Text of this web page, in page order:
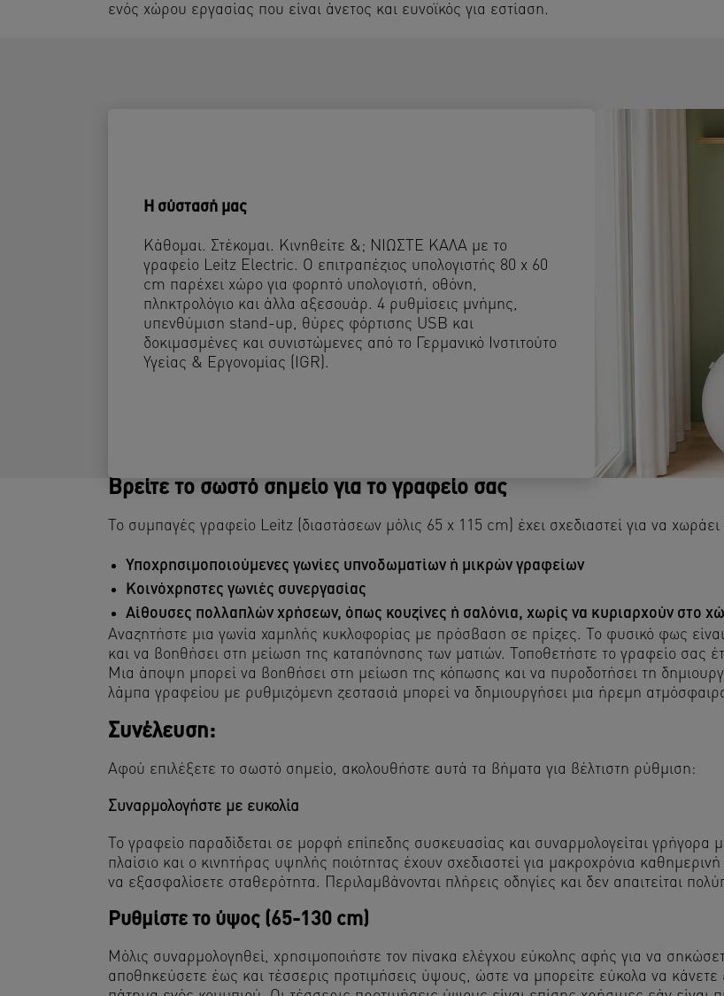
ενός χώρου εργασίας που είναι άνετος και ευνοϊκός για εστίαση.
Η σύστασή μας
Κάθομαι. Στέκομαι. Κινηθείτε &; ΝΙΩΣΤΕ ΚΑΛΑ με το
γραφείο Leitz Electric. Ο επιτραπέζιος υπολογιστής 80 x 60
cm παρέχει χώρο για φορητό υπολογιστή, οθόνη,
πληκτρολόγιο και άλλα αξεσουάρ. 4 ρυθμίσεις μνήμης,
υπενθύμιση stand-up, θύρες φόρτισης USB και
δοκιμασμένες και συνιστώμενες από το Γερμανικό Ινστιτούτο
Υγείας & Εργονομίας (IGR).
Βρείτε το σωστό σημείο για το γραφείο σας
Το συμπαγές γραφείο Leitz (διαστάσεων μόλις 65 x 115 cm) έχει σχεδιαστεί για να χωράει
Υποχρησιμοποιούμενες γωνίες υπνοδωματίων ή μικρών γραφείων
Κοινόχρηστες γωνιές συνεργασίας
Αίθουσες πολλαπλών χρήσεων, όπως κουζίνες ή σαλόνια, χωρίς να κυριαρχούν στο
Αναζητήστε μια γωνία χαμηλής κυκλοφορίας με πρόσβαση σε πρίζες. Το φυσικό φως
και να βοηθήσει στη μείωση της καταπόνησης των ματιών. Τοποθετήστε το γραφείο σας
Μια άποψη μπορεί να βοηθήσει στη μείωση της κόπωσης και να πυροδοτήσει τη
λάμπα γραφείου με ρυθμιζόμενη ζεστασιά μπορεί να δημιουργήσει μια ήρεμη
Συνέλευση:
Αφού επιλέξετε το σωστό σημείο, ακολουθήστε αυτά τα βήματα για βέλτιστη ρύθμιση:
Συναρμολογήστε με ευκολία
Το γραφείο παραδίδεται σε μορφή επίπεδης συσκευασίας και συναρμολογείται γρήγορα
πλαίσιο και ο κινητήρας υψηλής ποιότητας έχουν σχεδιαστεί για μακροχρόνια
να εξασφαλίσετε σταθερότητα. Περιλαμβάνονται πλήρεις οδηγίες και δεν απαιτείται
Ρυθμίστε το ύψος (65-130 cm)
Μόλις συναρμολογηθεί, χρησιμοποιήστε τον πίνακα ελέγχου εύκολης αφής για να
αποθηκεύσετε έως και τέσσερις προτιμήσεις ύψους, ώστε να μπορείτε εύκολα να